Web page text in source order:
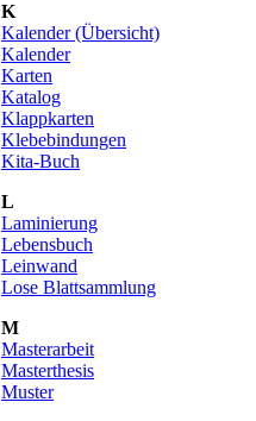
K
Kalender (Übersicht)
Kalender
Karten
Katalog
Klappkarten
Klebebindungen
Kita-Buch
L
Laminierung
Lebensbuch
Leinwand
Lose Blattsammlung
M
Masterarbeit
Masterthesis
Muster